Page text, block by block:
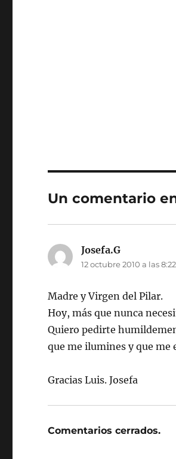
Un comentario
Josefa.G
12 octubre 2010 a las 8:22
Madre y Virgen del Pilar.
Hoy, más que nunca
Quiero pedirte
que me ilumines y que me
Gracias Luis. Josefa
Comentarios cerrados.